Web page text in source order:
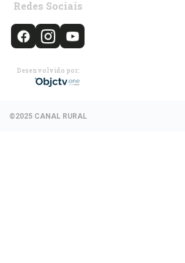
Redes Sociais
Desenvolvido por:
©2025 CANAL RURAL